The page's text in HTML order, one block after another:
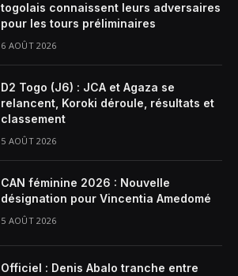
togolais connaissent leurs adversaires
pour les tours préliminaires
6 AOÛT 2026
D2 Togo (J6) : JCA et Agaza se
relancent, Koroki déroule, résultats et
classement
5 AOÛT 2026
CAN féminine 2026 : Nouvelle
désignation pour Vincentia Amedomé
5 AOÛT 2026
Officiel : Denis Abalo tranche entre